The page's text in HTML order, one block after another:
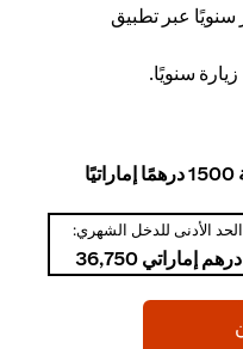
سنويًا عبر تطبيق
الحد الأدنى للدخل الشهري:
درهم إماراتي 36,750